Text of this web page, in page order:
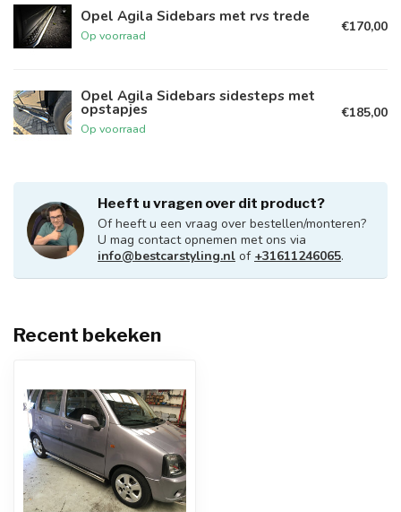
Opel Agila Sidebars met rvs trede
Op voorraad
€170,00
Opel Agila Sidebars sidesteps met
opstapjes
Op voorraad
€185,00
Heeft u vragen over dit product?
Of heeft u een vraag over bestellen/monteren?
U mag contact opnemen met ons via
info@bestcarstyling.nl of +31611246065.
Recent bekeken